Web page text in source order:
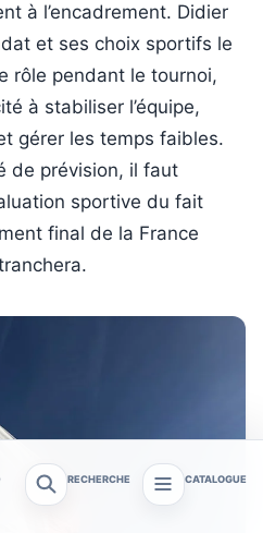
à l’encadrement. Didier
et ses choix sportifs le
rôle pendant le tournoi,
à stabiliser l’équipe,
gérer les temps faibles.
de prévision, il faut
sportive du fait
final de la France
RECHERCHE CATALOGUE